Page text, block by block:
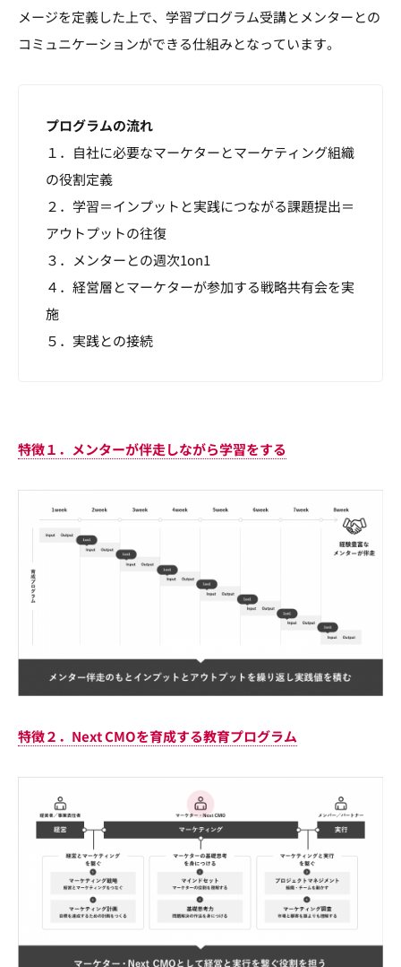
メージを定義した上で、学習プログラム受講とメンターとの
コミュニケーションができる仕組みとなっています。
プログラムの流れ
１．自社に必要なマーケターとマーケティング組織
の役割定義
２．学習＝インプットと実践につながる課題提出＝
アウトプットの往復
３．メンターとの週次1on1
４．経営層とマーケターが参加する戦略共有会を実
施
５．実践との接続
特徴１．メンターが伴走しながら学習をする
特徴２．Next CMOを育成する教育プログラム